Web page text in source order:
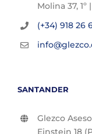
Molina 37,
(+34) 918 26
SANTANDER
Glezco
Einstein 18